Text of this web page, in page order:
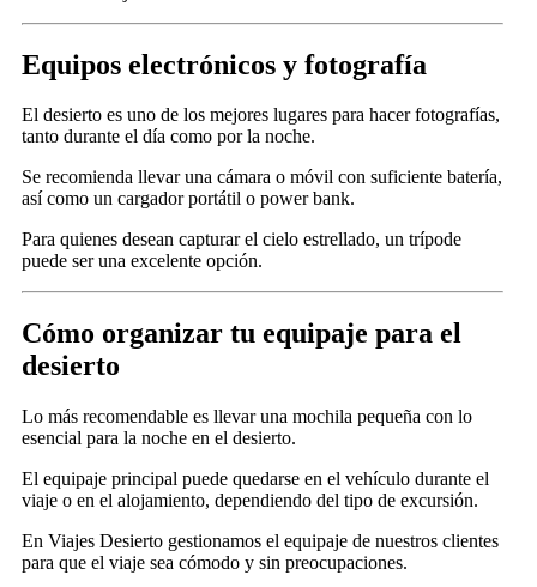
Equipos electrónicos y fotografía
El desierto es uno de los mejores lugares para hacer fotografías,
tanto durante el día como por la noche.
Se recomienda llevar una cámara o móvil con suficiente batería,
así como un cargador portátil o power bank.
Para quienes desean capturar el cielo estrellado, un trípode
puede ser una excelente opción.
Cómo organizar tu equipaje para el
desierto
Lo más recomendable es llevar una mochila pequeña con lo
esencial para la noche en el desierto.
El equipaje principal puede quedarse en el vehículo durante el
viaje o en el alojamiento, dependiendo del tipo de excursión.
En Viajes Desierto gestionamos el equipaje de nuestros clientes
para que el viaje sea cómodo y sin preocupaciones.